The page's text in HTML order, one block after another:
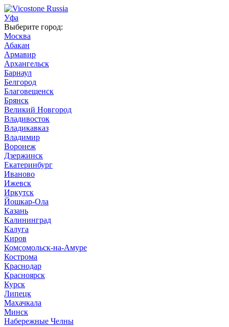
Уфа
Выберите город:
Москва
Абакан
Армавир
Архангельск
Барнаул
Белгород
Благовещенск
Брянск
Великий Новгород
Владивосток
Владикавказ
Владимир
Воронеж
Дзержинск
Екатеринбург
Иваново
Ижевск
Иркутск
Йошкар-Ола
Казань
Калининград
Калуга
Киров
Комсомольск-на-Амуре
Кострома
Краснодар
Красноярск
Курск
Липецк
Махачкала
Минск
Набережные Челны